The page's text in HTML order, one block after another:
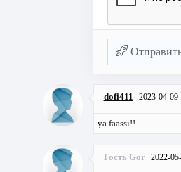
dofi411 2023-04-09
ya faassi!!
Гость Gor 2022-